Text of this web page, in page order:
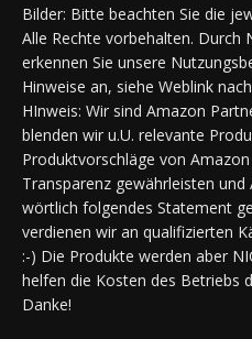
Bilder: Bitte beachten Sie die
Alle Rechte vorbehalten. Durch
erkennen Sie unsere
Hinweise an, siehe Weblink
HInweis: Wir sind Amazon
blenden wir u.U. relevante
Produktvorschläge von
Transparenz gewährleisten
wörtlich folgendes Statement
verdienen wir an qualifizierten
:-) Die Produkte werden aber
helfen die Kosten des Betriebs
Danke!